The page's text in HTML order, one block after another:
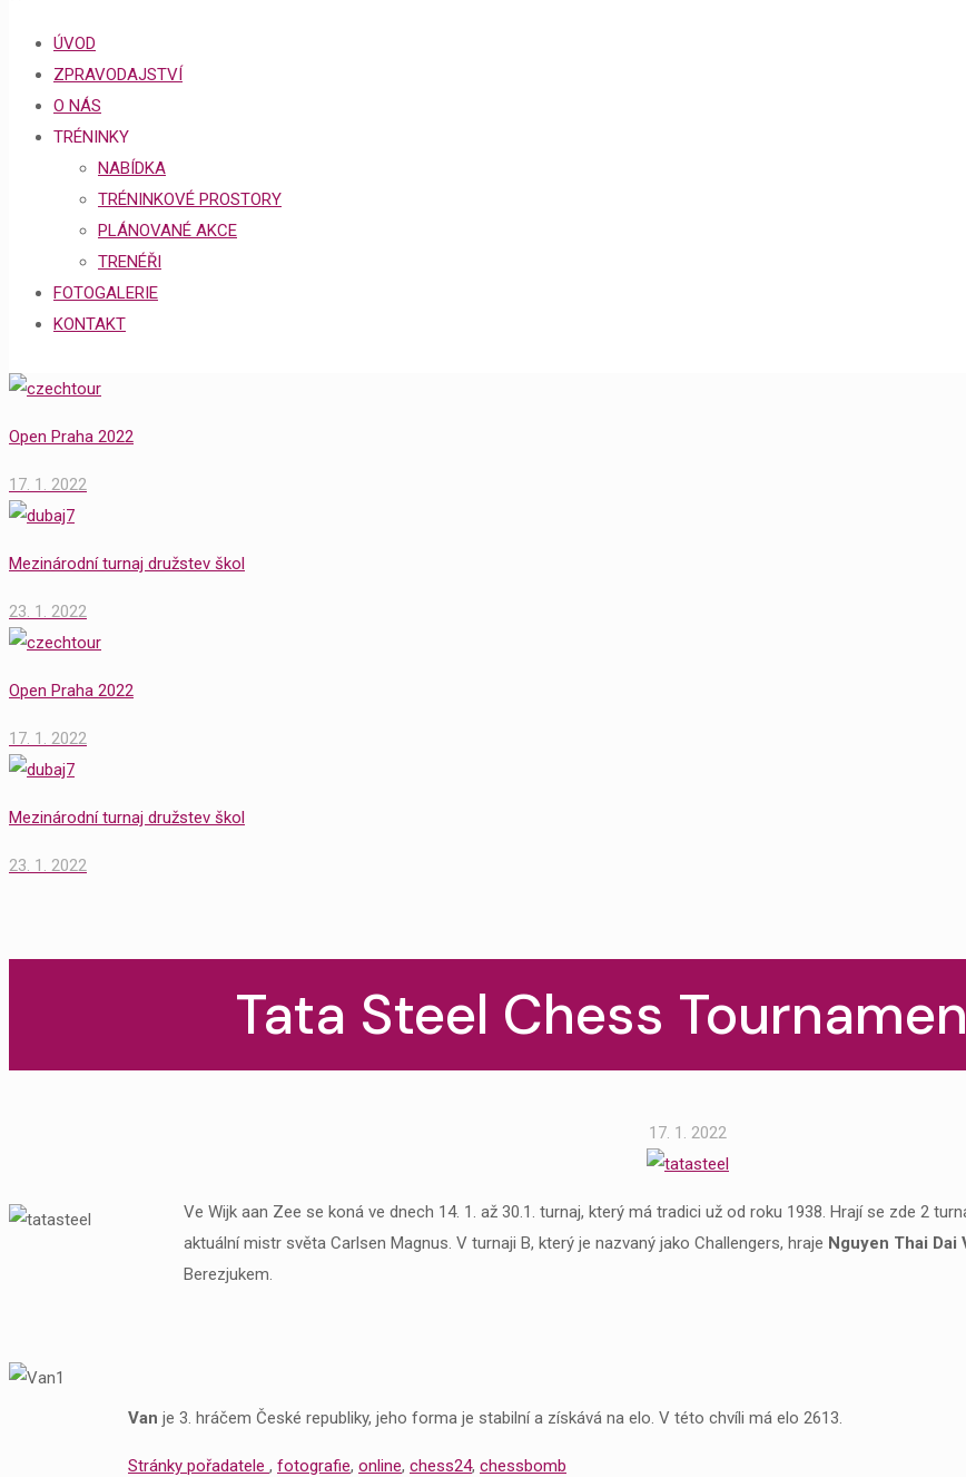
ÚVOD
ZPRAVODAJSTVÍ
O NÁS
TRÉNINKY
NABÍDKA
TRÉNINKOVÉ PROSTORY
PLÁNOVANÉ AKCE
TRENÉŘI
FOTOGALERIE
KONTAKT
Open Praha 2022
17. 1. 2022
Mezinárodní turnaj družstev škol
23. 1. 2022
Open Praha 2022
17. 1. 2022
Mezinárodní turnaj družstev škol
23. 1. 2022
Tata Steel Chess
17. 1. 2022
Ve Wijk aan Zee se koná ve dnech 14. 1. až 30.1. turnaj, který má tradici už od roku 1938. Hrají se zde 2
aktuální mistr světa Carlsen Magnus. V turnaji B, který je nazvaný jako Challengers, hraje Nguyen Thai Dai
Berezjukem.
Van je 3. hráčem České republiky, jeho forma je stabilní a získává na elo. V této chvíli má elo 2613.
Stránky pořadatele , fotografie, online, chess24, chessbomb